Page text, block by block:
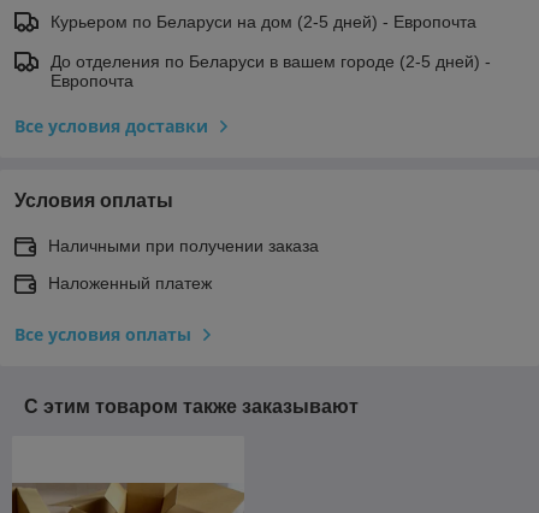
Курьером по Беларуси на дом (2-5 дней) - Европочта
До отделения по Беларуси в вашем городе (2-5 дней) -
Европочта
Все условия доставки
Условия оплаты
Наличными при получении заказа
Наложенный платеж
Все условия оплаты
С этим товаром также заказывают